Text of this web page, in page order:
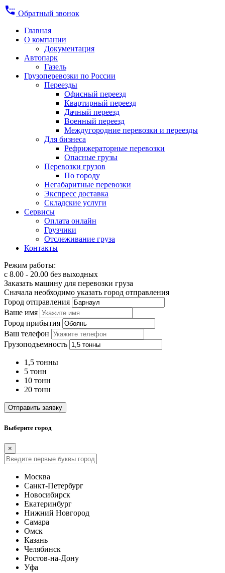
settings_phone Обратный звонок
Главная
О компании
Документация
Автопарк
Газель
Грузоперевозки по России
Переезды
Офисный переезд
Квартирный переезд
Дачный переезд
Военный переезд
Междугородние перевозки и переезды
Для бизнеса
Рефрижераторные перевозки
Опасные грузы
Перевозки грузов
По городу
Негабаритные перевозки
Экспресс доставка
Складские услуги
Сервисы
Оплата онлайн
Грузчики
Отслеживание груза
Контакты
Режим работы:
с 8.00 - 20.00 без выходных
Заказать машину для перевозки груза
Сначала необходимо указать город отправления
Город отправления
Ваше имя
Город прибытия
Ваш телефон
Грузоподъемность
1,5 тонны
5 тонн
10 тонн
20 тонн
Отправить заявку
Выберите город
×
Москва
Санкт-Петербург
Новосибирск
Екатеринбург
Нижний Новгород
Самара
Омск
Казань
Челябинск
Ростов-на-Дону
Уфа